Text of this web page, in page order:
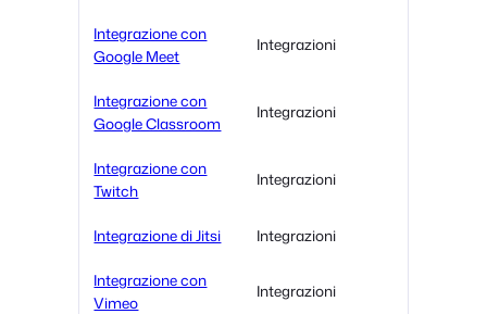
Integrazione con
Google Meet
Integrazioni
Integrazione con
Google Classroom
Integrazioni
Integrazione con
Twitch
Integrazioni
Integrazione di Jitsi Integrazioni
Integrazione con
Vimeo
Integrazioni